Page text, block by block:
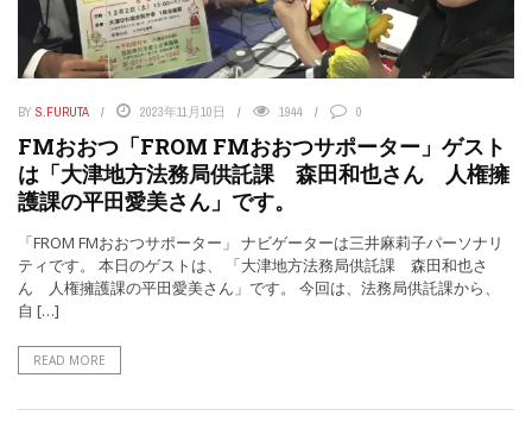
BY S.FURUTA 2023年11月10日 1944 0
FMおおつ「FROM FMおおつサポーター」ゲスト
は「大津地方法務局供託課 森田和也さん 人権擁
護課の平田愛美さん」です。
「FROM FMおおつサポーター」 ナビゲーターは三井麻莉子パーソナリ
ティです。 本日のゲストは、 「大津地方法務局供託課 森田和也さ
ん 人権擁護課の平田愛美さん」です。 今回は、法務局供託課から、
自 […]
READ MORE